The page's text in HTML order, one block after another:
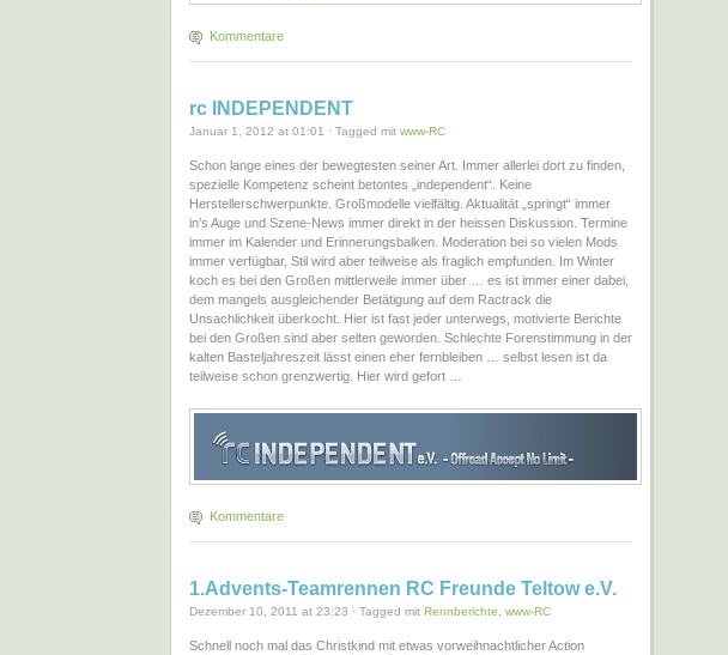
Kommentare
rc INDEPENDENT
Januar 1, 2012 at 01:01 · Tagged mit www-RC
Schon lange eines der bewegtesten seiner Art. Immer allerlei dort zu finden,
spezielle Kompetenz scheint betontes „independent“. Keine
Herstellerschwerpunkte. Großmodelle vielfältig. Aktualität „springt“ immer
in’s Auge und Szene-News immer direkt in der heissen Diskussion. Termine
immer im Kalender und Erinnerungsbalken. Moderation bei so vielen Mods
immer verfügbar, Stil wird aber teilweise als fraglich empfunden. Im Winter
koch es bei den Großen mittlerweile immer über … es ist immer einer dabei,
dem mangels ausgleichender Betätigung auf dem Ractrack die
Unsachlichkeit überkocht. Hier ist fast jeder unterwegs, motivierte Berichte
bei den Großen sind aber selten geworden. Schlechte Forenstimmung in der
kalten Basteljahreszeit lässt einen eher fernbleiben … selbst lesen ist da
teilweise schon grenzwertig. Hier wird gefort …
Kommentare
1.Advents-Teamrennen RC Freunde Teltow e.V.
Dezember 10, 2011 at 23:23 · Tagged mit Rennberichte www-RC
Schnell noch mal das Christkind mit etwas vorweihnachtlicher Action